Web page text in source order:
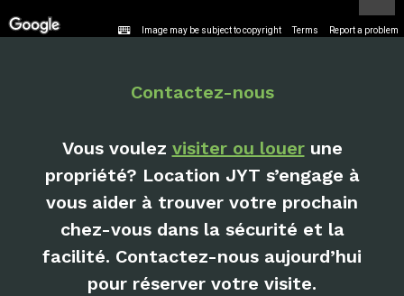
Image may be subject to copyright Terms Report a problem
Contactez-nous
Vous voulez visiter ou louerune
propriété? Location JYT s’engage à
vous aider à trouver votre prochain
chez-vous dans la sécurité et la
facilité. Contactez-nous aujourd’hui
pour réserver votre visite.